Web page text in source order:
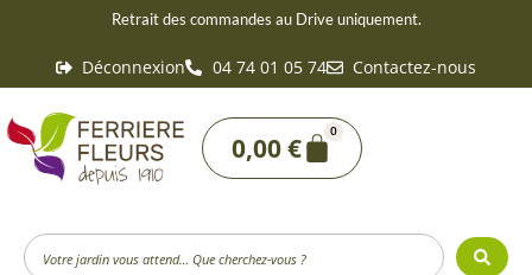
contenu
Retrait des commandes au Drive uniquement.
Déconnexion 04 74 01 05 74 Contactez-nous
0,00€
0
Panier
Search
...